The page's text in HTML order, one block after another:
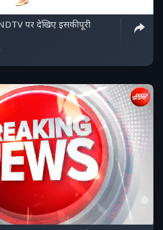
पर देखिए इसकी पूरी